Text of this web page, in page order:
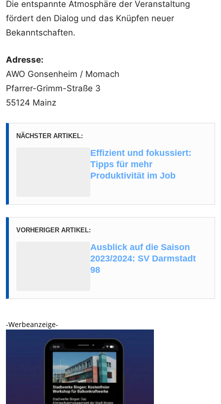
Die entspannte Atmosphäre der Veranstaltung
fördert den Dialog und das Knüpfen neuer
Bekanntschaften.
Adresse:
AWO Gonsenheim / Momach
Pfarrer-Grimm-Straße 3
55124 Mainz
NÄCHSTER ARTIKEL:
Effizient und fokussiert:
Tipps für mehr
Produktivität im Job
VORHERIGER ARTIKEL:
Ausblick auf die Saison
2023/2024: SV Darmstadt
98
-Werbeanzeige-